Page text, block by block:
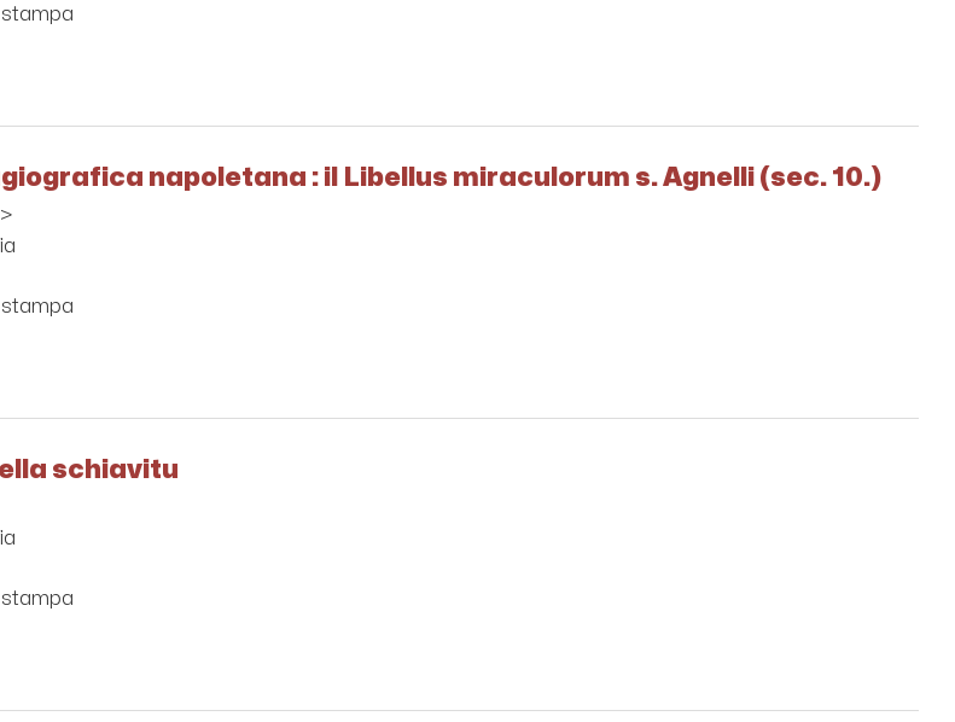
napoletana : il Libellus miraculorum s. Agnelli (sec. 10.)
schiavitu